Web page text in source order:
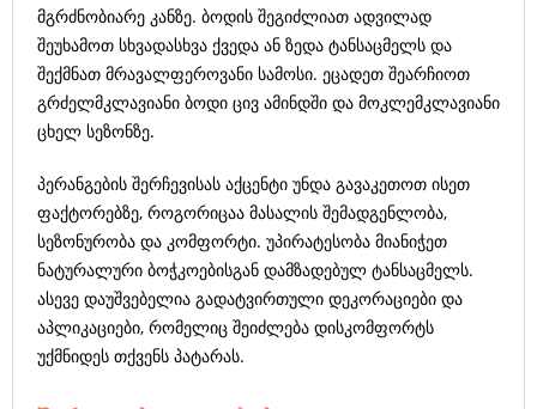
მგრძნობიარე კანზე. ბოდის შეგიძლიათ ადვილად
შეუხამოთ სხვადასხვა ქვედა ან ზედა ტანსაცმელს და
შექმნათ მრავალფეროვანი სამოსი. ეცადეთ შეარჩიოთ
გრძელმკლავიანი ბოდი ცივ ამინდში და მოკლემკლავიანი
ცხელ სეზონზე.
პერანგების შერჩევისას აქცენტი უნდა გავაკეთოთ ისეთ
ფაქტორებზე, როგორიცაა მასალის შემადგენლობა,
სეზონურობა და კომფორტი. უპირატესობა მიანიჭეთ
ნატურალური ბოჭკოებისგან დამზადებულ ტანსაცმელს.
ასევე დაუშვებელია გადატვირთული დეკორაციები და
აპლიკაციები, რომელიც შეიძლება დისკომფორტს
უქმნიდეს თქვენს პატარას.